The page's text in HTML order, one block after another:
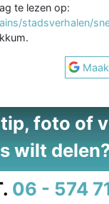
te lezen op:
stadsverhalen/
foto of
wilt
06 - 574